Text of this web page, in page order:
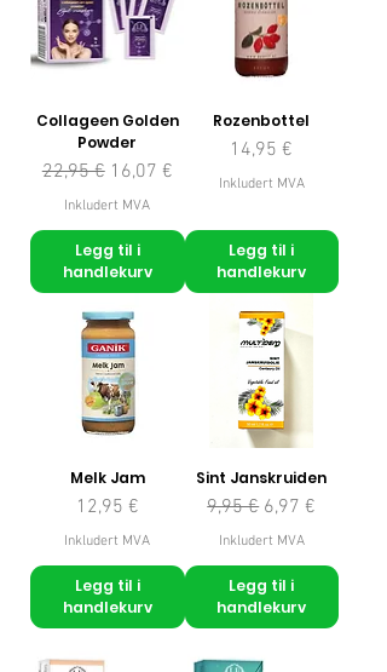
Collageen Golden
Powder
Vanlig pris
22,95 € Salgspris
16,07 €
Inkludert MVA
Legg til i
handlekurv
Rozenbottel
Pris
14,95 €
Inkludert MVA
Legg til i
handlekurv
Melk Jam
Pris
12,95 €
Inkludert MVA
Legg til i
handlekurv
Sint Janskruiden
Vanlig pris
9,95 € Salgspris
6,97 €
Inkludert MVA
Legg til i
handlekurv